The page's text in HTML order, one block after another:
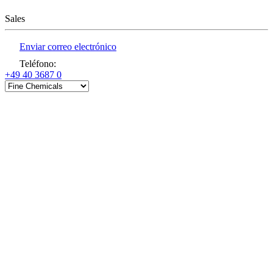
Sales
Enviar correo electrónico
Teléfono:
+49 40 3687 0